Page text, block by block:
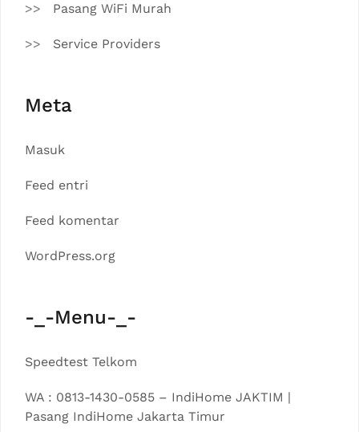
Pasang WiFi Murah
Service Providers
Meta
Masuk
Feed entri
Feed komentar
WordPress.org
-_-Menu-_-
Speedtest Telkom
WA : 0813-1430-0585 – IndiHome JAKTIM |
Pasang IndiHome Jakarta Timur